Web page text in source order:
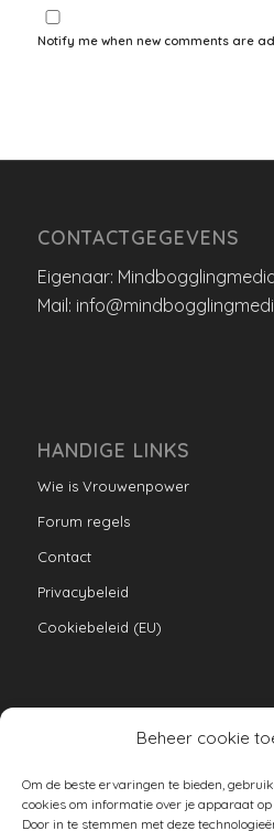
Beheer cookie
Om de beste ervaringen te bieden,
cookies om informatie over je apparaat
Door in te stemmen met deze
Notify me when new comments are
CONTACTGEGEVENS
Eigenaar:
Mail:
HANDIGE LINKS
Wie is Vrouwenpower
Forum regels
Contact
Privacybeleid
Cookiebeleid (EU)
armoe keuken